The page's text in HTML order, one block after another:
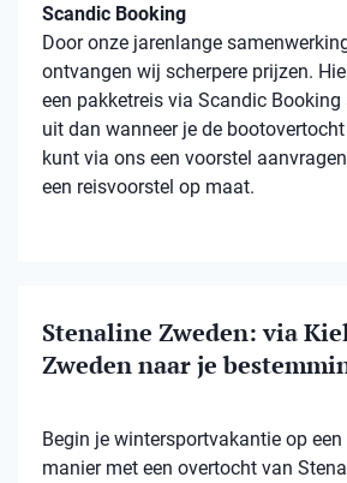
Scandic Booking
Door onze jarenlange
ontvangen wij scherpere prijzen.
een pakketreis via Scandic
uit dan wanneer je de
kunt via ons een voorstel
een reisvoorstel op maat.
Stenaline Zweden: via
Zweden naar je
Begin je wintersportvakantie op
manier met een overtocht van